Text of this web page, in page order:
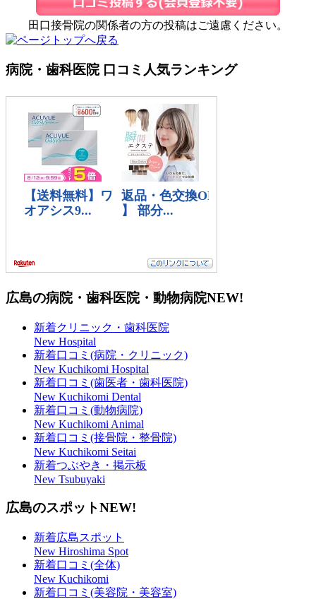
田口接骨院の関係者の方の投稿はご遠慮ください。
病院・歯科医院 口コミ人気ランキング
広島の病院・歯科医院・動物病院NEW!
新着クリニック・歯科医院
New Hospital
新着口コミ(病院・クリニック)
New Kuchikomi Hospital
新着口コミ(歯医者・歯科医院)
New Kuchikomi Dental
新着口コミ(動物病院)
New Kuchikomi Animal
新着口コミ(接骨院・整骨院)
New Kuchikomi Seitai
新着つぶやき・掲示板
New Tsubuyaki
広島のスポットNEW!
新着広島スポット
New Hiroshima Spot
新着口コミ(全体)
New Kuchikomi
新着口コミ(美容院・美容室)